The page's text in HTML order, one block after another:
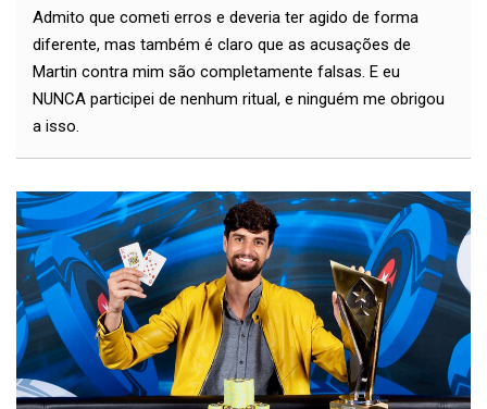
Admito que cometi erros e deveria ter agido de forma
diferente, mas também é claro que as acusações de
Martin contra mim são completamente falsas. E eu
NUNCA participei de nenhum ritual, e ninguém me obrigou
a isso.